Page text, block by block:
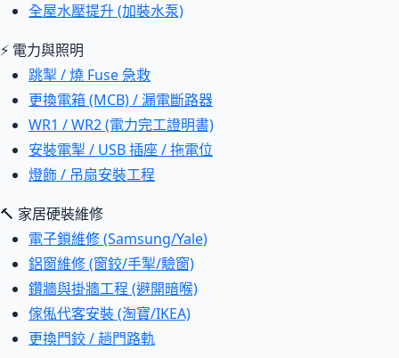
全屋水壓提升 (加裝水泵)
⚡ 電力與照明
跳掣 / 燒 Fuse 急救
更換電箱 (MCB) / 漏電斷路器
WR1 / WR2 (電力完工證明書)
安裝電掣 / USB 插座 / 拖電位
燈飾 / 吊扇安裝工程
🔨 家居硬裝維修
電子鎖維修 (Samsung/Yale)
鋁窗維修 (窗鉸/手掣/驗窗)
鑽牆與掛牆工程 (避開暗喉)
傢俬代客安裝 (淘寶/IKEA)
更換門鉸 / 趟門路軌